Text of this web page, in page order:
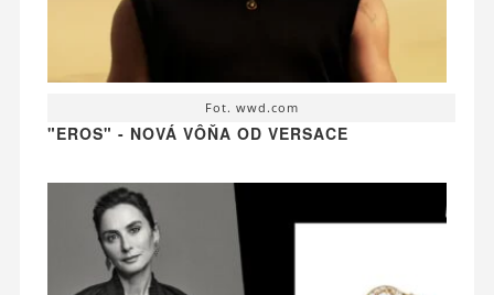
Fot. wwd.com
"EROS" - NOVÁ VÔŇA OD VERSACE